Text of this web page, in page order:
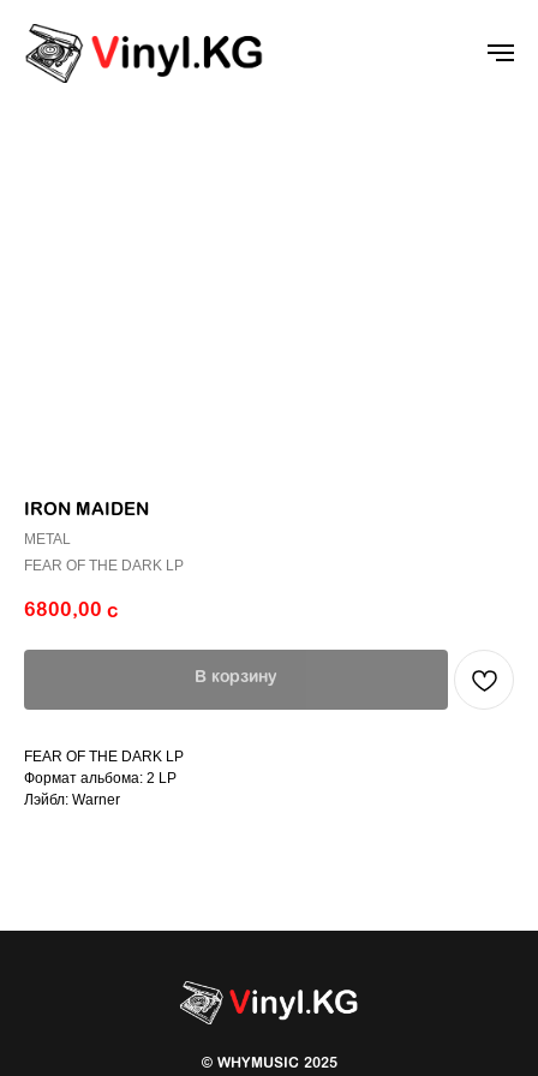
IRON MAIDEN
METAL
FEAR OF THE DARK LP
6800,00 с
В корзину
FEAR OF THE DARK LP
Формат альбома: 2 LP
Лэйбл: Warner
© WHYMUSIC 2025